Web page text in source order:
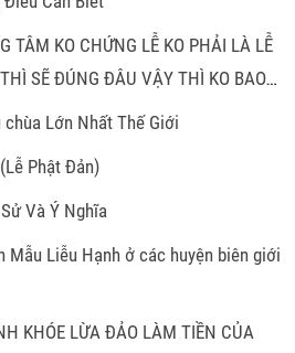
TÂM KO CHỨNG LỄ KO PHẢI LÀ LỄ
SẼ ĐÚNG ĐÂU VẬY THÌ KO BAO
ĐẦY ĐỂ LÀM GÌ
chùa Lớn Nhất Thế Giới
Phật Đản)
Và Ý Nghĩa
Mẫu Liễu Hạnh ở các huyện biên giới
KHÓE LỪA ĐẢO LÀM TIỀN CỦA